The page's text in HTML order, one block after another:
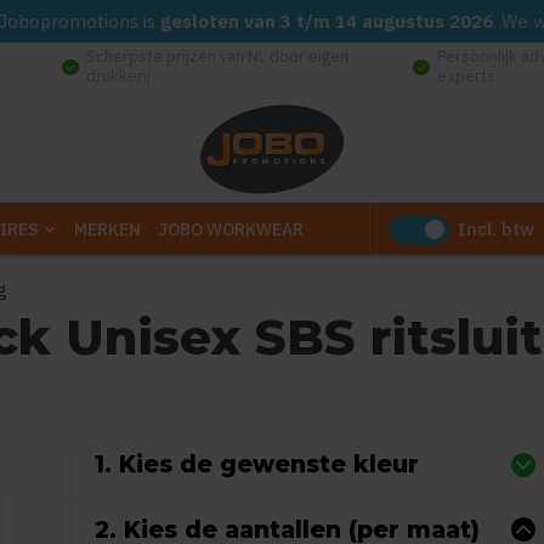
is gesloten van 3 t/m 14 augustus 2026. We
check_circle check_circle
MERKEN JOBO WORKWEAR Incl. btw
Unisex SBS
1. Kies de gewenste kleur
2. Kies de aantallen (per maat)